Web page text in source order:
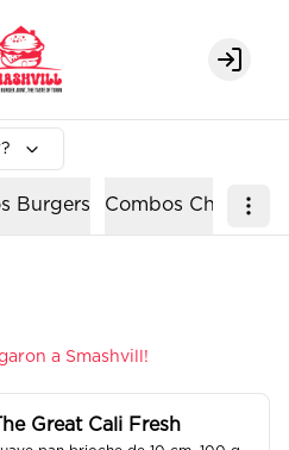
Login
Burgers Combos Chicken
a Smashvill!
Great Cali Fresh